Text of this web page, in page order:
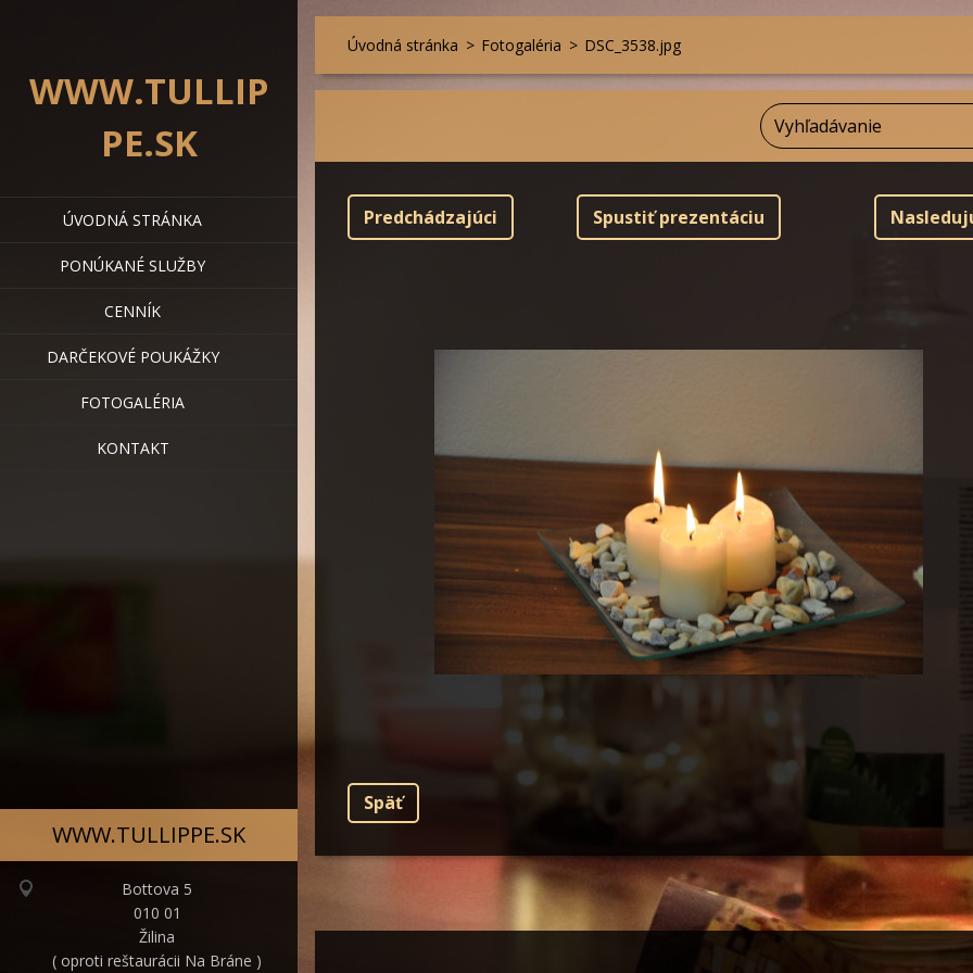
WWW.TULLIP
PE.SK
ÚVODNÁ STRÁNKA
PONÚKANÉ SLUŽBY
CENNÍK
DARČEKOVÉ POUKÁŽKY
FOTOGALÉRIA
KONTAKT
WWW.TULLIPPE.SK
Bottova 5
010 01
Žilina
( oproti reštaurácii Na Bráne )
Úvodná stránka > Fotogaléria > DSC_3538.jpg
Predchádzajúci Spustiť prezentáciu
Späť